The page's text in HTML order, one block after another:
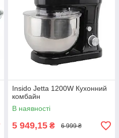
Insido Jetta 1200W Кухонний
комбайн
В наявності
5 949,15 ₴ 6 999 ₴